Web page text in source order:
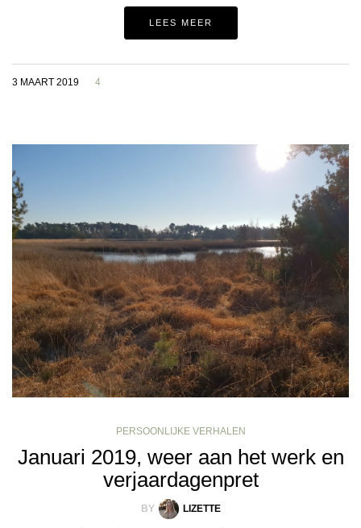
LEES MEER
3 MAART 2019 4
PERSOONLIJKE VERHALEN
Januari 2019, weer aan het werk en
verjaardagenpret
BY LIZETTE